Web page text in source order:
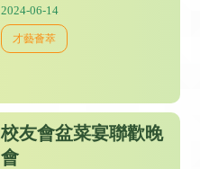
2024-06-14
才藝薈萃
校友會盆菜宴聯歡晚
會